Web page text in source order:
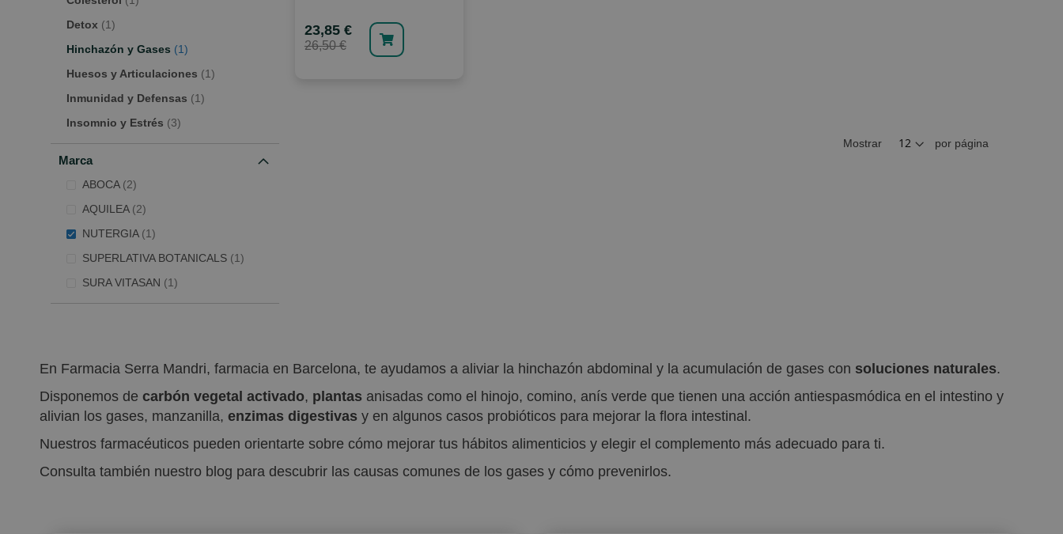
Detox
1
Artículo
Hinchazón y Gases
1
Artículo
Huesos y Articulaciones
1
Artículo
Inmunidad y Defensas
1
Artículo
Insomnio y Estrés
3
artículos
Marca
ABOCA 2
artículos
AQUILEA
2
artículos
NUTERGIA
1
Artículo
SUPERLATIVA BOTANICALS
1
Artículo
SURA VITASAN
1
Artículo
23,85 €
26,50 €
Mostrar por página
En Farmacia Serra Mandri, farmacia en Barcelona, te ayudamos a aliviar la hinchazón abdominal y la acumulación de gases con soluciones naturales.
Disponemos decarbón vegetal activado, plantas anisadas como el hinojo, comino, anís verde que tienen una acción antiespasmódica en el intestino y
alivian los gases, manzanilla,enzimas digestivas y en algunos casos probióticos para mejorar la flora intestinal.
Nuestros farmacéuticos pueden orientarte sobre cómo mejorar tus hábitos alimenticios y elegir el complemento más adecuado para ti.
Consulta también nuestro blog para descubrir las causas comunes de los gases y cómo prevenirlos.